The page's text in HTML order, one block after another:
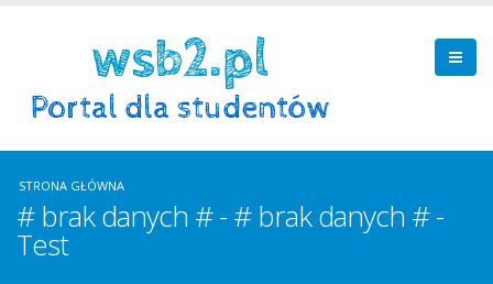
STRONA GŁÓWNA
# brak danych # - # brak danych # -
Test